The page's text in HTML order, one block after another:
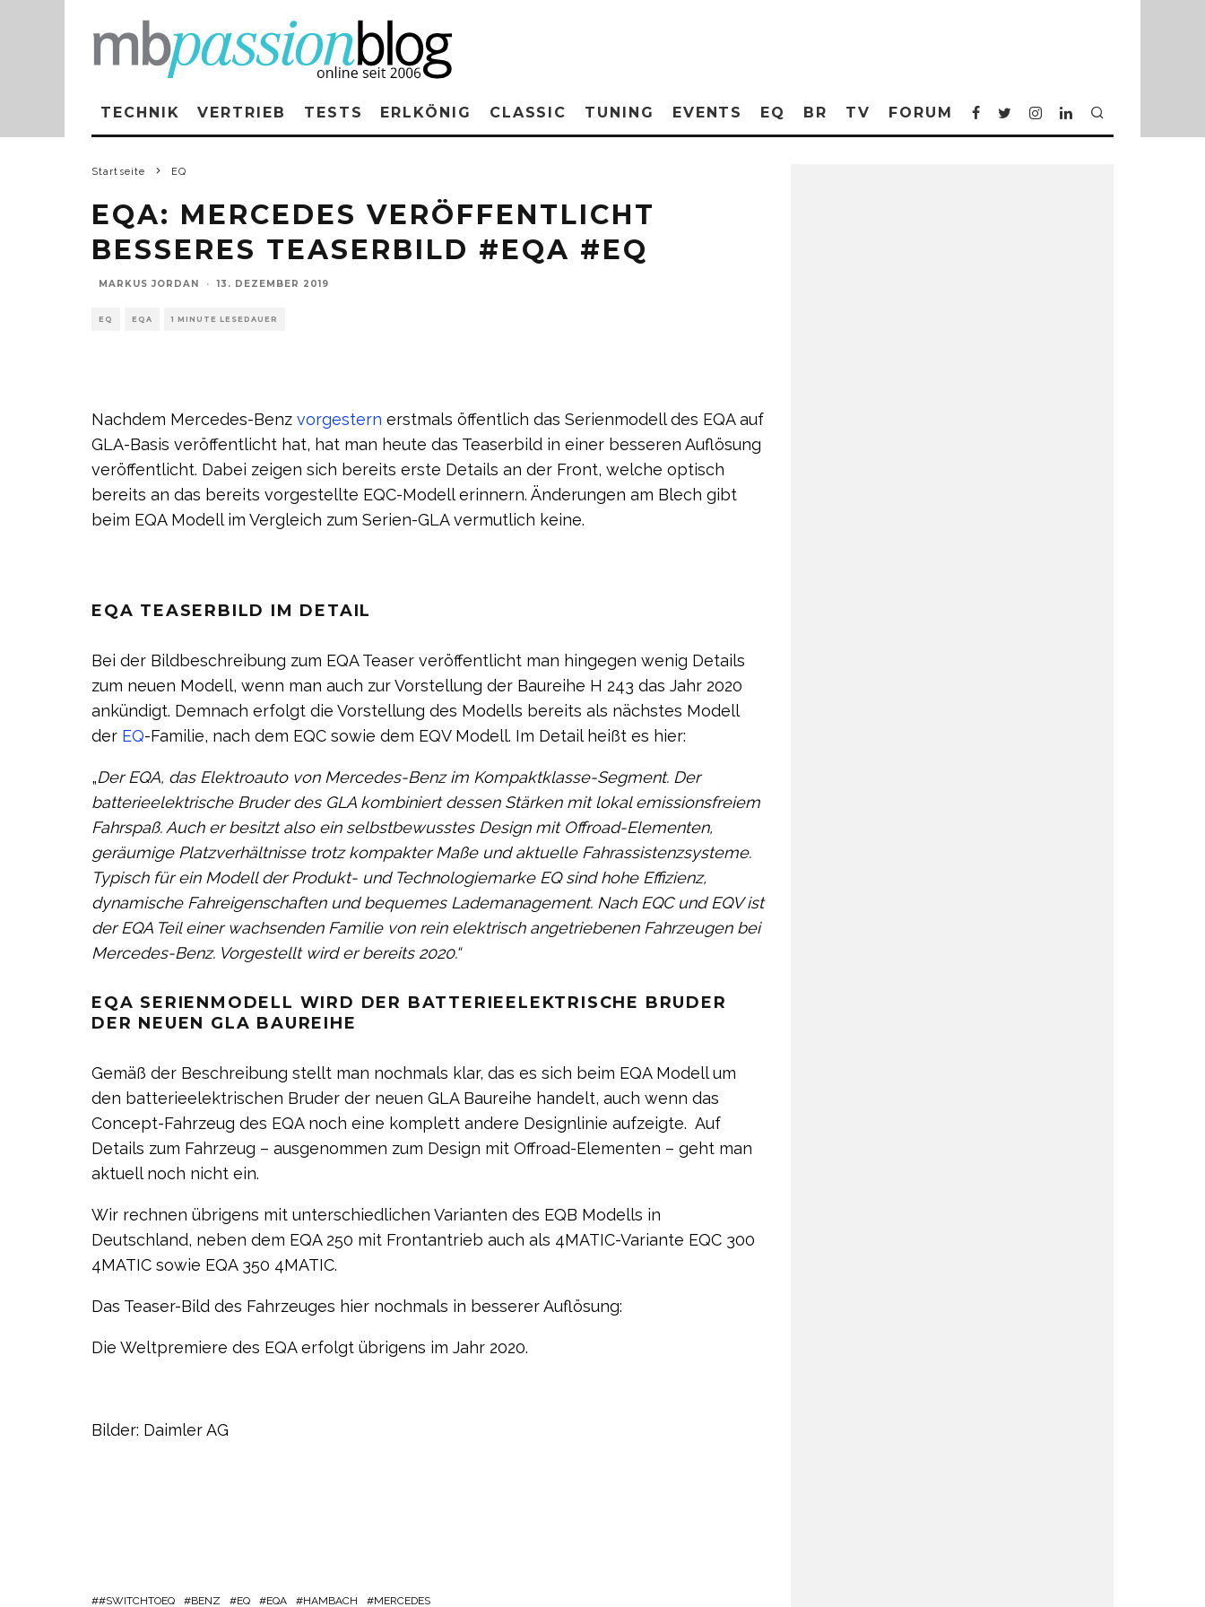
TECHNIK VERTRIEB TESTS ERLKÖNIG CLASSIC TUNING EVENTS EQ BR TV FORUM
Startseite EQ
EQA: MERCEDES VERÖFFENTLICHT
BESSERES TEASERBILD #EQA #EQ
MARKUS JORDAN · 13. DEZEMBER 2019
EQ EQA 1 MINUTE LESEDAUER
Nachdem Mercedes-Benz vorgestern erstmals öffentlich das Serienmodell des EQA auf
GLA-Basis veröffentlicht hat, hat man heute das Teaserbild in einer besseren Auflösung
veröffentlicht. Dabei zeigen sich bereits erste Details an der Front, welche optisch
bereits an das bereits vorgestellte EQC-Modell erinnern. Änderungen am Blech gibt
beim EQA Modell im Vergleich zum Serien-GLA vermutlich keine.
EQA TEASERBILD IM DETAIL
Bei der Bildbeschreibung zum EQA Teaser veröffentlicht man hingegen wenig Details
zum neuen Modell, wenn man auch zur Vorstellung der Baureihe H 243 das Jahr 2020
ankündigt. Demnach erfolgt die Vorstellung des Modells bereits als nächstes Modell
der EQ-Familie, nach dem EQC sowie dem EQV Modell. Im Detail heißt es hier:
„Der EQA, das Elektroauto von Mercedes-Benz im Kompaktklasse-Segment. Der
batterieelektrische Bruder des GLA kombiniert dessen Stärken mit lokal emissionsfreiem
Fahrspaß. Auch er besitzt also ein selbstbewusstes Design mit Offroad-Elementen,
geräumige Platzverhältnisse trotz kompakter Maße und aktuelle Fahrassistenzsysteme.
Typisch für ein Modell der Produkt- und Technologiemarke EQsind hohe Effizienz,
dynamische Fahreigenschaften und bequemes Lademanagement. Nach EQC und EQV ist
der EQA Teil einer wachsenden Familie von rein elektrisch angetriebenen Fahrzeugen bei
Mercedes-Benz. Vorgestellt wird er bereits 2020.“
EQA SERIENMODELL WIRD DER BATTERIEELEKTRISCHE BRUDER
DER NEUEN GLA BAUREIHE
Gemäß der Beschreibung stellt man nochmals klar, das es sich beim EQA Modell um
den batterieelektrischen Bruder der neuen GLA Baureihe handelt, auch wenn das
Concept-Fahrzeug des EQA noch eine komplett andere Designlinie aufzeigte. Auf
Details zum Fahrzeug – ausgenommen zum Design mit Offroad-Elementen – geht man
aktuell noch nicht ein.
Wir rechnen übrigens mit unterschiedlichen Varianten des EQB Modells in
Deutschland, neben dem EQA 250 mit Frontantrieb auch als 4MATIC-Variante EQC 300
4MATIC sowie EQA 350 4MATIC.
Das Teaser-Bild des Fahrzeuges hier nochmals in besserer Auflösung:
Die Weltpremiere des EQA erfolgt übrigens im Jahr 2020.
Bilder: Daimler AG
#SWITCHTOEQ BENZ EQ EQA HAMBACH MERCEDES